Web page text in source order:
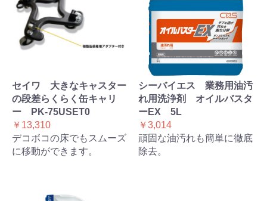
セイワ 大きなキャスター
の段差らくらく缶キャリ
ー PK-75USET0
￥13,310
デコボコの床でもスムーズ
に移動ができます。
シーバイエス 業務用油汚
れ用洗浄剤 オイルバスタ
ーEX 5L
￥3,014
頑固な油汚れも簡単に徹底
除去。